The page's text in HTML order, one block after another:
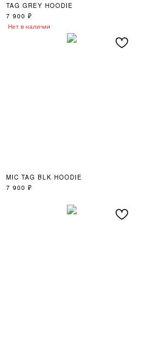
TAG GREY HOODIE
7 900 ₽
Нет в наличии
MIC TAG BLK HOODIE
7 900 ₽